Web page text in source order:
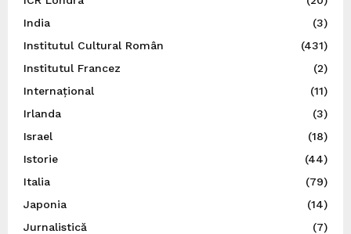
India
(3)
Institutul Cultural Român
(431)
Institutul Francez
(2)
Internațional
(11)
Irlanda
(3)
Israel
(18)
Istorie
(44)
Italia
(79)
Japonia
(14)
Jurnalistică
(7)